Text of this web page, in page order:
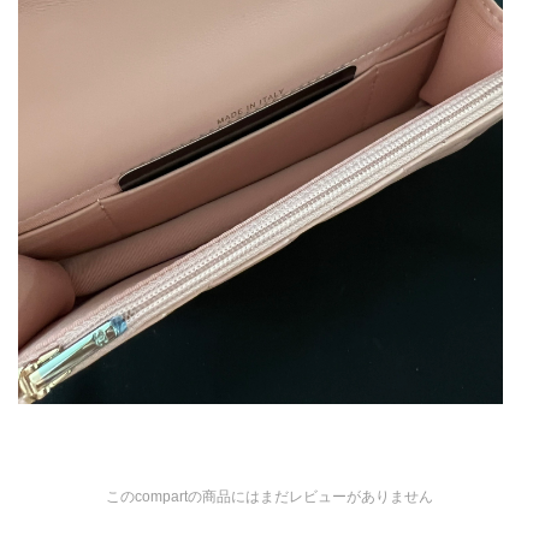
このcompartの商品にはまだレビューがありません